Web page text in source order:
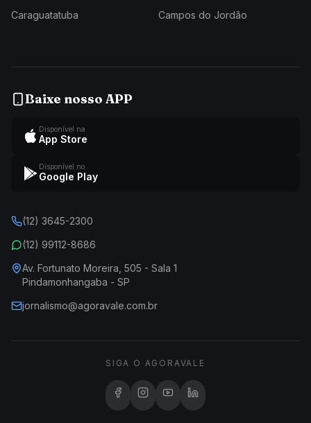
Caraguatatuba Campos do Jordão
Baixe nosso APP
Disponível na
App Store
Disponível no
Google Play
(12) 3645-2300
(12) 99112-8686
Av. Fortunato Moreira, 505 - Sala 1
Pindamonhangaba - SP
jornalismo@agoravale.com.br
SIGA O AGORAVALE